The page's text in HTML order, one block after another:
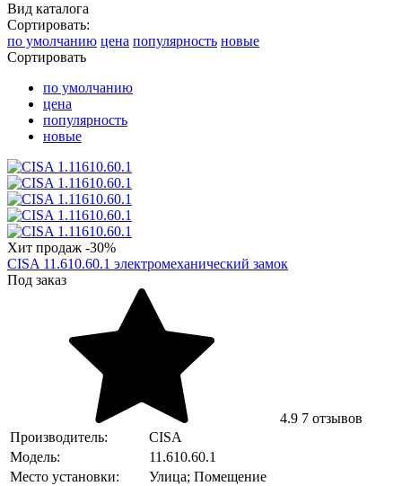
Вид каталога
Сортировать:
по умолчанию цена популярность новые
Сортировать
по умолчанию
цена
популярность
новые
Хит продаж -30%
CISA 11.610.60.1 электромеханический замок
Под заказ
4.9 7 отзывов
Производитель:
CISA
Модель:
11.610.60.1
Место установки:
Улица; Помещение